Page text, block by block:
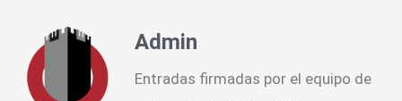
Admin
Entradas firmadas por el equipo de